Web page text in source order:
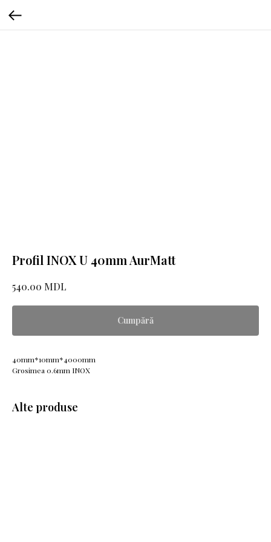
Profil INOX U 40mm AurMatt
540.00 MDL
Cumpără
40mm*10mm*4000mm
Grosimea 0.6mm INOX
Alte produse